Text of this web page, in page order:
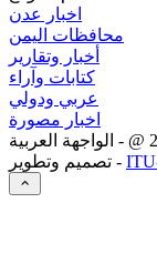
اخبار عدن
محافظات اليمن
أخبار وتقارير
كتابات وآراء
عربي ودولي
اخبار مصورة
@ - الواجهة العربية
تصميم وتطوير -